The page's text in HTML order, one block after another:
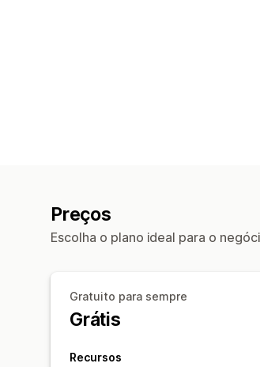
Preços
Escolha o plano ideal para o
Gratuito para sempre
Grátis
Recursos